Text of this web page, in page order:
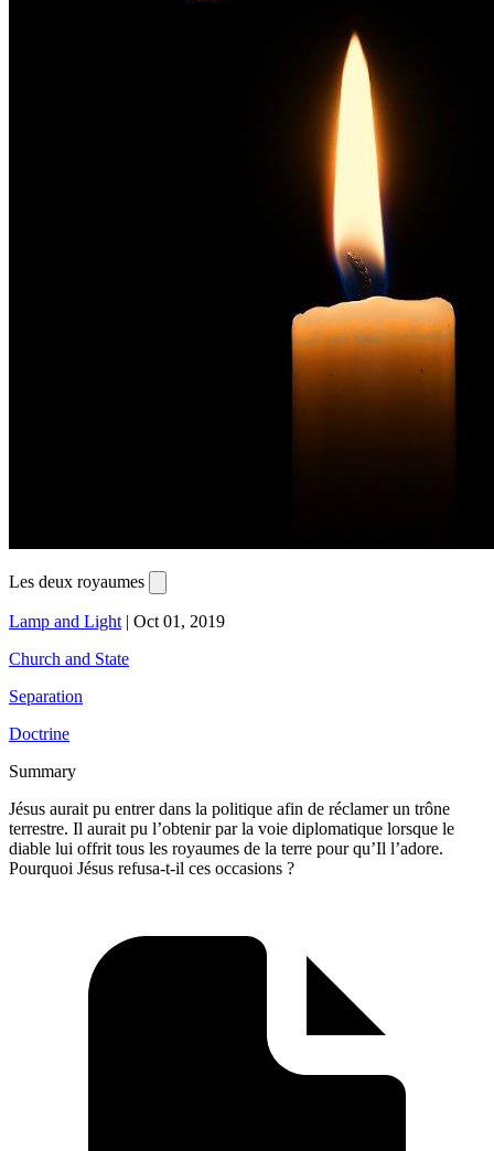
Les deux royaumes
Lamp and Light | Oct 01, 2019
Church and State
Separation
Doctrine
Summary
Jésus aurait pu entrer dans la politique afin de réclamer un trône
terrestre. Il aurait pu l’obtenir par la voie diplomatique lorsque le
diable lui offrit tous les royaumes de la terre pour qu’Il l’adore.
Pourquoi Jésus refusa-t-il ces occasions ?